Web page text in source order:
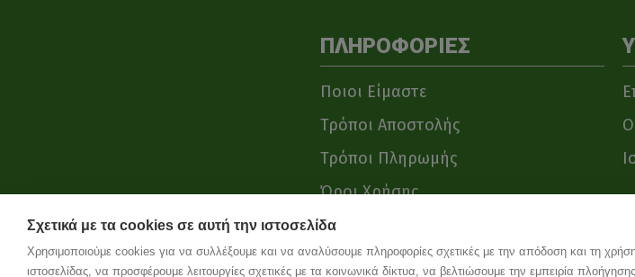
ΠΛΗΡΟΦΟΡΙΕΣ
Ποιοι Είμαστε
Τρόποι Αποστολής
Τρόποι Πληρωμής
Όροι Χρήσης
Σχετικά με τα cookies σε αυτή την ιστοσελίδα
Χρησιμοποιούμε cookies για να συλλέξουμε και να αναλύσουμε πληροφορίες σχετικές με την απόδοση και τη
ιστοσελίδας, να προσφέρουμε λειτουργίες σχετικές με τα κοινωνικά δίκτυα, να βελτιώσουμε την εμπειρία